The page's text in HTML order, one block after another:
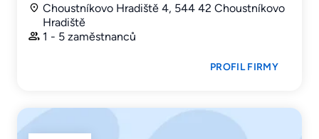
Choustníkovo Hradiště 4, 544 42 Choustníkovo
Hradiště
1 - 5 zaměstnanců
PROFIL FIRMY